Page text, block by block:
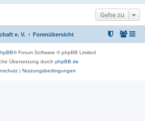
Gehe zu
e. V. Forenübersicht
® Forum Software © phpBB Limited
Übersetzung durch phpBB.de
| Nutzungsbedingungen